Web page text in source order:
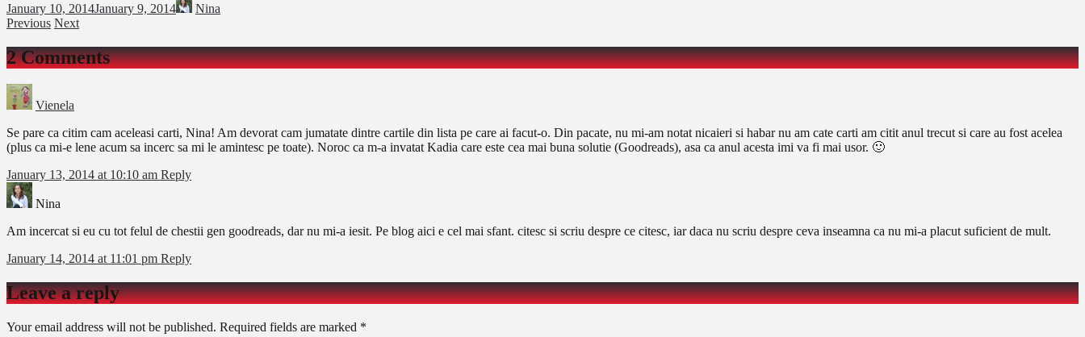
January 10, 2014January 9, 2014
Nina
Previous Next
2 Comments
Vienela
Se pare ca citim cam aceleasi carti, Nina! Am devorat cam jumatate dintre cartile din lista pe care ai facut-o. Din pacate, nu mi-am notat nicaieri si habar nu am cate carti am citit anul trecut si care au fost acelea
(plus ca mi-e lene acum sa incerc sa mi le amintesc pe toate). Noroc ca m-a invatat Kadia care este cea mai buna solutie (Goodreads), asa ca anul acesta imi va fi mai usor. 🙂
January 13, 2014 at 10:10 am Reply
Nina
Am incercat si eu cu tot felul de chestii gen goodreads, dar nu mi-a iesit. Pe blog aici e cel mai sfant. citesc si scriu despre ce citesc, iar daca nu scriu despre ceva inseamna ca nu mi-a placut suficient de mult.
January 14, 2014 at 11:01 pm Reply
Leave a reply
Your email address will not be published. Required fields are marked *